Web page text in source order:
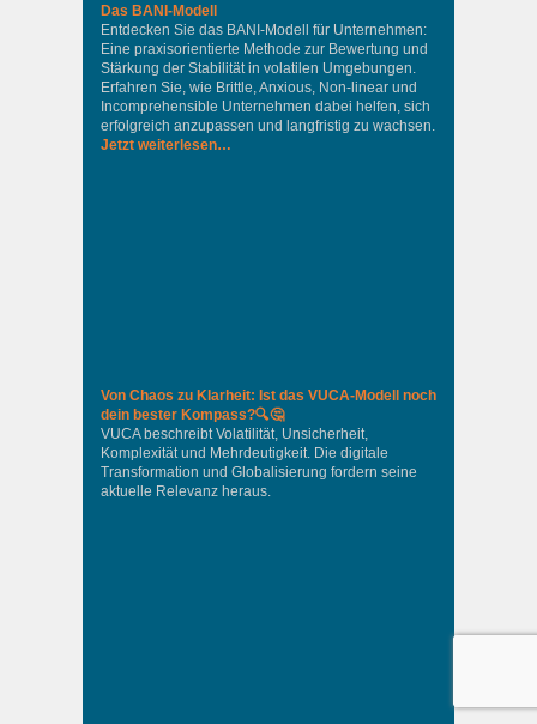
Das BANI-Modell
Entdecken Sie das BANI-Modell für Unternehmen:
Eine praxisorientierte Methode zur Bewertung und
Stärkung der Stabilität in volatilen Umgebungen.
Erfahren Sie, wie Brittle, Anxious, Non-linear und
Incomprehensible Unternehmen dabei helfen, sich
erfolgreich anzupassen und langfristig zu wachsen.
Jetzt weiterlesen…
Von Chaos zu Klarheit: Ist das VUCA-Modell noch
dein bester Kompass?🔍🤔
VUCA beschreibt Volatilität, Unsicherheit,
Komplexität und Mehrdeutigkeit. Die digitale
Transformation und Globalisierung fordern seine
aktuelle Relevanz heraus.